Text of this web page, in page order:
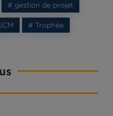
# gestion de projet
# Trophée